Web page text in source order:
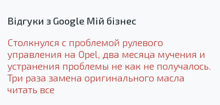
Відгуки з Google Мій бізнес
Столкнулся с проблемой рулевого
управления на Opel, два месяца мучения и
устранения проблемы не как не получалось.
Три раза замена оригинального масла
читать все